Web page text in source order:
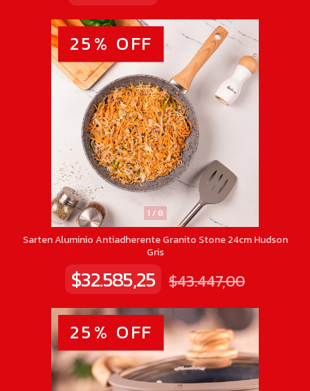
1 / 8
25% OFF
Sarten Aluminio Antiadherente Granito Stone 24cm Hudson
Gris
$32.585,25 $43.447,00
25% OFF